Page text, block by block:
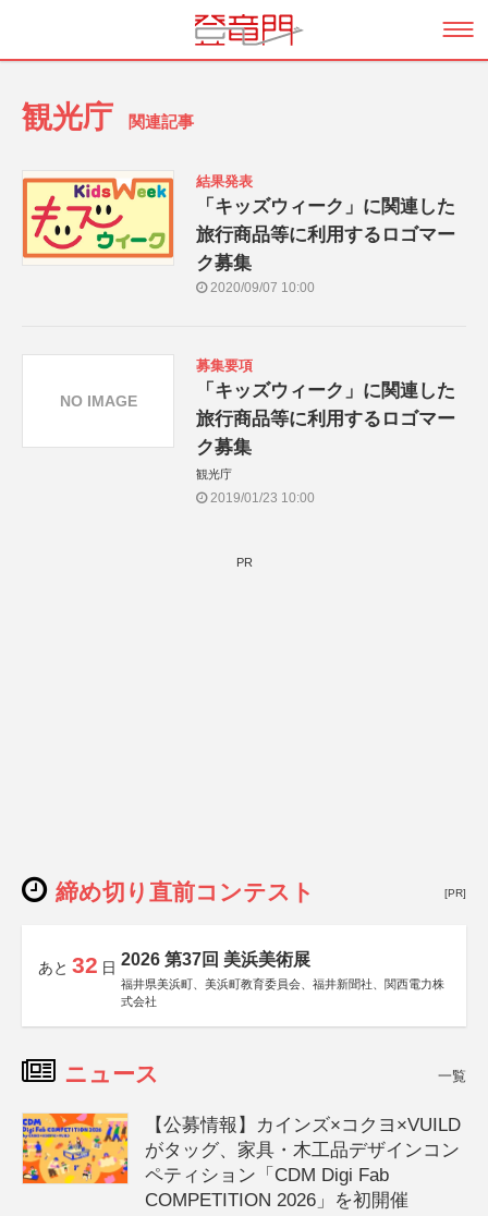
観光庁 関連記事
結果発表
「キッズウィーク」に関連した
旅行商品等に利用するロゴマー
ク募集
2020/09/07 10:00
募集要項
「キッズウィーク」に関連した
旅行商品等に利用するロゴマー
ク募集
観光庁
2019/01/23 10:00
NO IMAGE
PR
締め切り直前コンテスト [PR]
あと 32 日 2026 第37回 美浜美術展
福井県美浜町、美浜町教育委員会、福井新聞社、関西電力株
式会社
ニュース 一覧
【公募情報】カインズ×コクヨ×VUILD
がタッグ、家具・木工品デザインコン
ペティション「CDM Digi Fab
COMPETITION 2026」を初開催